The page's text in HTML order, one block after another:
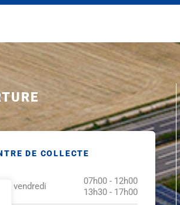
DE COLLECTE
- vendredi
07h00 - 12h00
13h30 - 17h00